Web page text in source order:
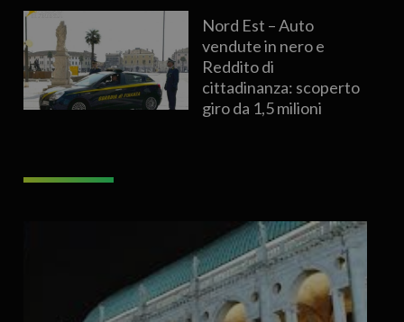
Nord Est – Auto
vendute in nero e
Reddito di
cittadinanza: scoperto
giro da 1,5 milioni